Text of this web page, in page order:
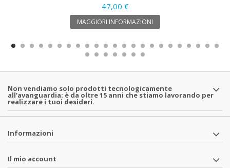
47,00 €
MAGGIORI INFORMAZIONI
Non vendiamo solo prodotti tecnologicamente
all’avanguardia: è da oltre 15 anni che stiamo lavorando per
realizzare i tuoi desideri.
Informazioni
Il mio account